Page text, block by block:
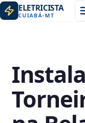
ELETRICISTA
CUIABÁ-MT